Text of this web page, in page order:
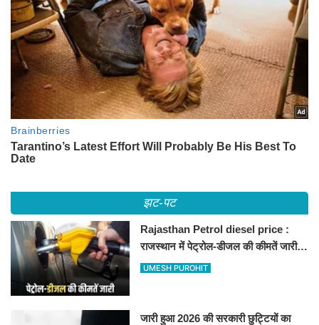
झट-पट
Rajasthan Petrol diesel price :
राजस्थान में पेट्रोल-डीजल की कीमतें जारी,
जानिए बीकानेर समेत पुरे प्रदेश में नए रेट
UMESH PUROHIT
जारी हुआ 2026 की सरकारी छुट्टियों का